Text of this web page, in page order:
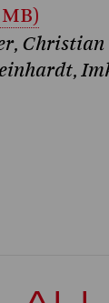
Christian